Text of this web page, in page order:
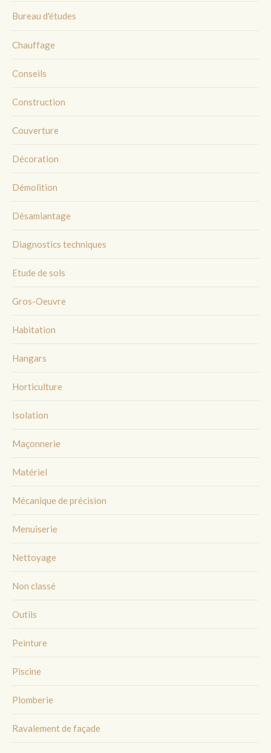
Bureau d'études
Chauffage
Conseils
Construction
Couverture
Décoration
Démolition
Désamiantage
Diagnostics techniques
Etude de sols
Gros-Oeuvre
Habitation
Hangars
Horticulture
Isolation
Maçonnerie
Matériel
Mécanique de précision
Menuiserie
Nettoyage
Non classé
Outils
Peinture
Piscine
Plomberie
Ravalement de façade